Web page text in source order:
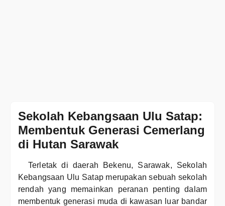
Sekolah Kebangsaan Ulu Satap:
Membentuk Generasi Cemerlang
di Hutan Sarawak
Terletak di daerah Bekenu, Sarawak, Sekolah
Kebangsaan Ulu Satap merupakan sebuah sekolah
rendah yang memainkan peranan penting dalam
membentuk generasi muda di kawasan luar bandar